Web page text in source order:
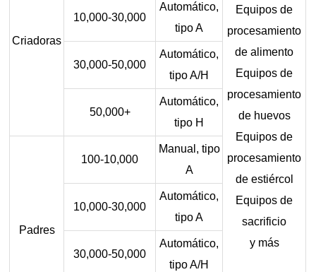
Equipos de
procesamiento
de alimento
Equipos de
procesamiento
de huevos
Equipos de
procesamiento
de estiércol
Equipos de
sacrificio
y más
Criadoras
10,000-30,000
Automático,
tipo A
30,000-50,000
Automático,
tipo A/H
50,000+
Automático,
tipo H
Padres
100-10,000
Manual, tipo
A
10,000-30,000
Automático,
tipo A
30,000-50,000
Automático,
tipo A/H